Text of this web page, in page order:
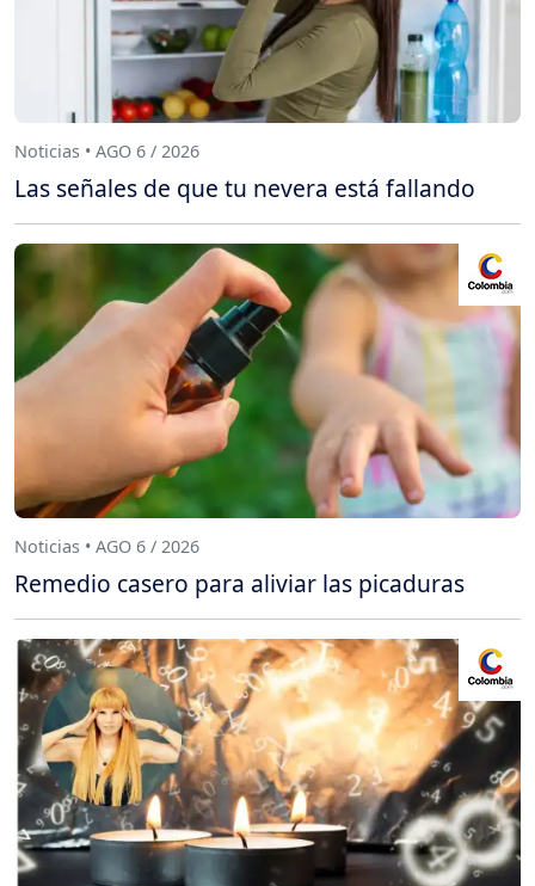
Noticias • AGO 6 / 2026
Las señales de que tu nevera está fallando
Noticias • AGO 6 / 2026
Remedio casero para aliviar las picaduras